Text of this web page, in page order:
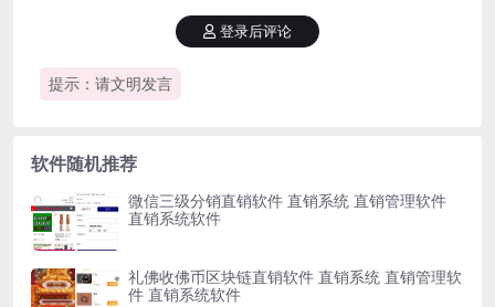
提示：请文明发言
登录后评论
软件随机推荐
微信三级分销直销软件 直销系统 直销管理软件
直销系统软件
礼佛收佛币区块链直销软件 直销系统 直销管理软
件 直销系统软件